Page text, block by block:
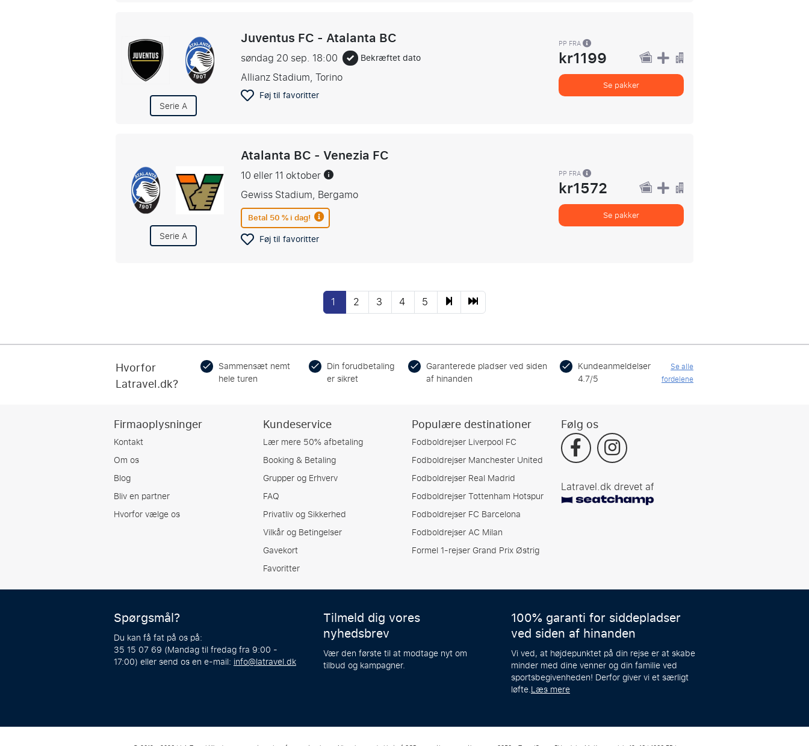
Serie A
Juventus FC - Atalanta BC
søndag 20 sep. 18:00 Bekræftet dato
Allianz Stadium, Torino
Føj til favoritter
PP FRA
kr1199
Se pakker
Serie A
Atalanta BC - Venezia FC
10 eller 11 oktober
Gewiss Stadium, Bergamo
Betal 50 % i dag!
Føj til favoritter
PP FRA
kr1572
Se pakker
1 2 3 4 5
Hvorfor
Latravel.dk?
Sammensæt nemt
hele turen
Din forudbetaling
er sikret
Garanterede pladser ved siden
af hinanden
Kundeanmeldelser
4.7/5
Se alle
fordelene
Firmaoplysninger
Kontakt
Om os
Blog
Bliv en partner
Hvorfor vælge os
Kundeservice
Lær mere 50% afbetaling
Booking & Betaling
Grupper og Erhverv
FAQ
Privatliv og Sikkerhed
Vilkår og Betingelser
Gavekort
Favoritter
Populære destinationer
Fodboldrejser Liverpool FC
Fodboldrejser Manchester United
Fodboldrejser Real Madrid
Fodboldrejser Tottenham Hotspur
Fodboldrejser FC Barcelona
Fodboldrejser AC Milan
Formel 1-rejser Grand Prix Østrig
Følg os
Latravel.dk drevet af
Spørgsmål?
Du kan få fat på os på:
35 15 07 69 (Mandag til fredag fra 9:00 -
17:00) eller send os en e-mail: info@latravel.dk
Tilmeld dig vores
nyhedsbrev
Vær den første til at modtage nyt om
tilbud og kampagner.
100% garanti for siddepladser
ved siden af hinanden
Vi ved, at højdepunktet på din rejse er at skabe
minder med dine venner og din familie ved
sportsbegivenheden! Derfor giver vi et særligt
løfte.Læs mere